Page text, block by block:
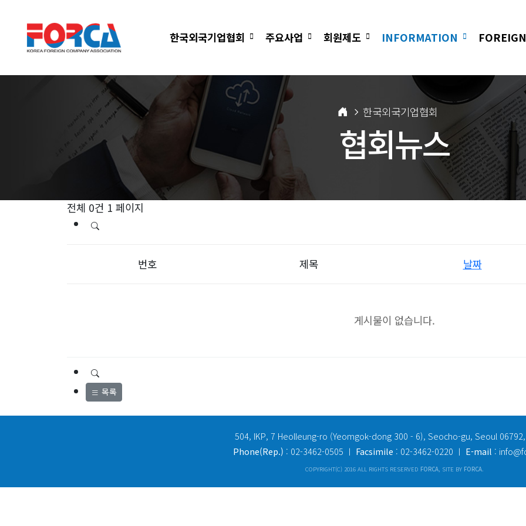
한국외국기업협회 주요사업 회원제도 INFORMATION
한국외국기업협회
협회뉴스
전체 0건 1 페이지
번호 제목 날짜
게시물이 없습니다.
목록
504, IKP, 7 Heolleung-ro (Yeomgok-dong 300 - 6), Seocho-gu, Seoul
Phone(Rep.) : 02-3462-0505 ㅣ Facsimile : 02-3462-0220 ㅣ E-mail :
COPYRIGHT(C) 2016 ALL RIGHTS RESERVED FORCA, SITE BY FORCA.